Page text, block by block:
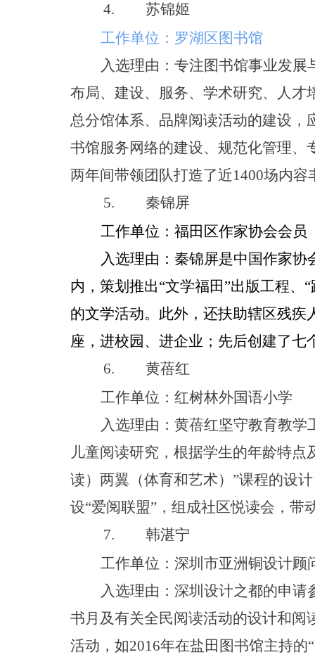
4.
苏锦姬
工作单位：罗湖区图书馆
入选理由：专注图书馆事业发展
布局、建设、服务、学术研究、人
总分馆体系、品牌阅读活动的建设
书馆服务网络的建设、规范化管理
两年间带领团队打造了近1400场内容
5.
秦锦屏
工作单位：福田区作家协会会员
入选理由：秦锦屏是中国作家
内，策划推出“文学福田”出版工程、 “
的文学活动。此外，还扶助辖区残
座，进校园、进企业；先后创建了
6.
黄蓓红
工作单位：红树林外国语小学
入选理由：黄蓓红坚守教育教
儿童阅读研究，根据学生的年龄特
读）两翼（体育和艺术） ”课程的设
设“爱阅联盟” ，组成社区悦读会，带
7.
韩湛宁
工作单位：深圳市亚洲铜设计顾
入选理由：深圳设计之都的申
书月及有关全民阅读活动的设计和
活动， 如2016年在盐田图书馆主持的“